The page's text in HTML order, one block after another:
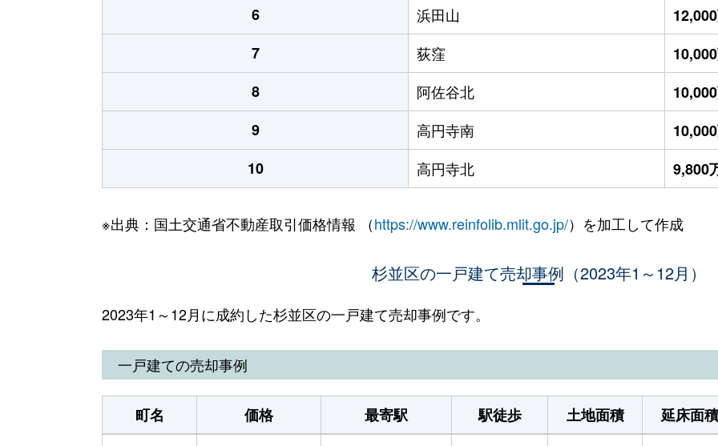
6
浜田山
7
荻窪
8
阿佐谷北
9
高円寺南
10
高円寺北 9,800
※出典：国土交通省不動産取引価格情報 （https://www.reinfolib.mlit.go.jp/）を加工して作成
杉並区の一戸建て売却事例（2023年1～12月）
2023年1～12月に成約した杉並区の一戸建て売却事例です。
一戸建ての売却事例
町名 価格 最寄駅 駅徒歩 土地面積 延床面積